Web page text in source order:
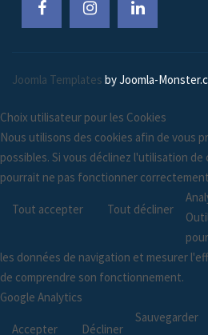
Joomla Templates by Joomla-
Choix utilisateur pour les Cookies
Nous utilisons des cookies afin de vous
possibles. Si vous déclinez l'utilisation
pourrait ne pas fonctionner
Tout accepter Tout décliner
les données de navigation et mesurer
de comprendre son fonctionnement.
Google Analytics
Accepter Décliner
Sauvegarder